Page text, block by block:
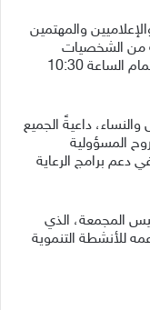
والمهتمين
من الشخصيات
المجتمعية، حيث تبدأ فعاليات المناسبة في تمام الساعة 10:30
داعيةً الجميع
المسؤولية
دعم برامج الرعاية
المجمعة، الذي
للأنشطة التنموية